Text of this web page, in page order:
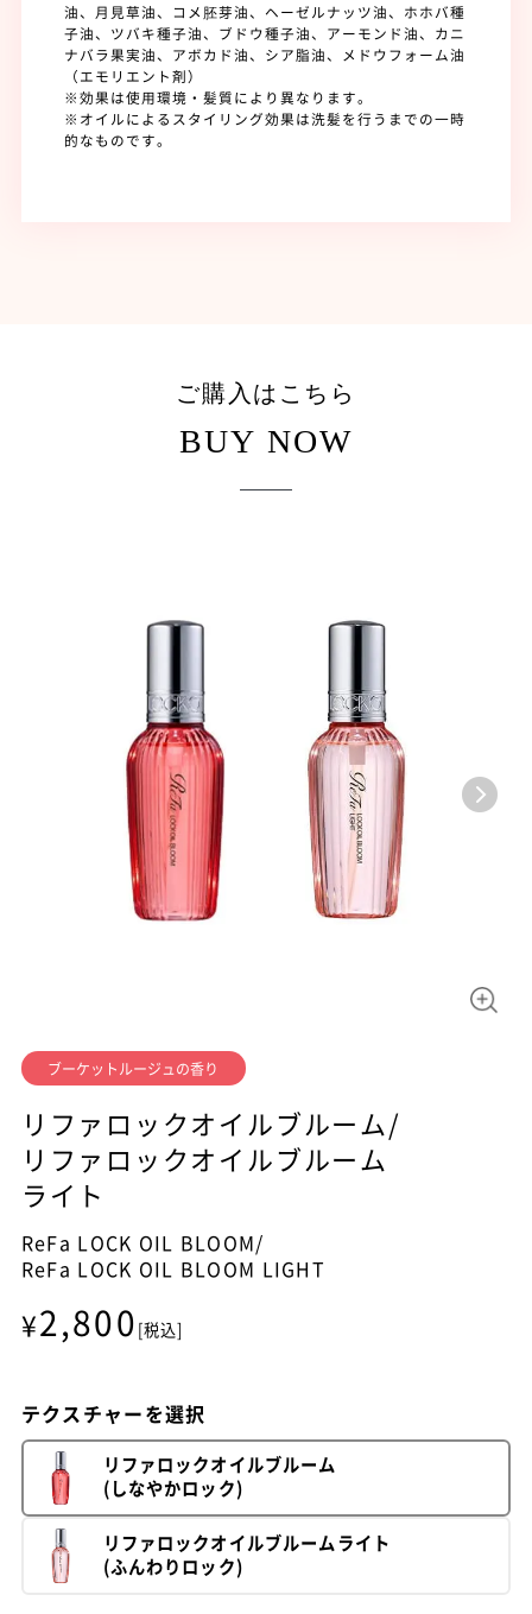
油、月見草油、コメ胚芽油、ヘーゼルナッツ油、ホホバ種
子油、ツバキ種子油、ブドウ種子油、アーモンド油、カニ
ナバラ果実油、アボカド油、シア脂油、メドウフォーム油
（エモリエント剤）
※効果は使用環境・髪質により異なります。
※オイルによるスタイリング効果は洗髪を行うまでの一時
的なものです。
ご購入はこちら
BUY NOW
ブーケットルージュの香り
リファロックオイルブルーム/
リファロックオイルブルーム
ライト
ReFa LOCK OIL BLOOM/
ReFa LOCK OIL BLOOM LIGHT
¥2,800 [税込]
テクスチャーを選択
リファロックオイルブルーム
(しなやかロック)
リファロックオイルブルームライト
(ふんわりロック)